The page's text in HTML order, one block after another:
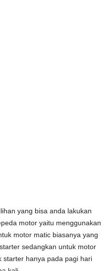
yang bisa anda lakukan
motor yaitu menggunakan
motor matic biasanya yang
sedangkan untuk motor
starter hanya pada pagi hari